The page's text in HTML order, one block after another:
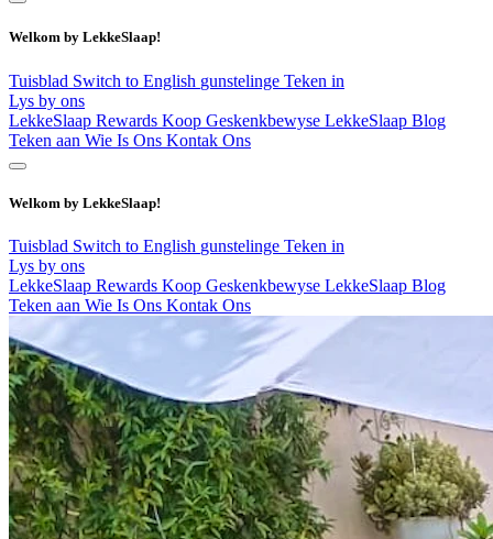
Welkom by LekkeSlaap!
Tuisblad Switch to English gunstelinge Teken in
Lys by ons
LekkeSlaap Rewards Koop Geskenkbewyse LekkeSlaap Blog
Teken aan Wie Is Ons Kontak Ons
Welkom by LekkeSlaap!
Tuisblad Switch to English gunstelinge Teken in
Lys by ons
LekkeSlaap Rewards Koop Geskenkbewyse LekkeSlaap Blog
Teken aan Wie Is Ons Kontak Ons